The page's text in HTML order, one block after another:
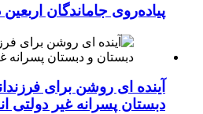
پیاده‌روی جاماندگان
آینده ای روشن برای
دبستان پسرانه غیر دولتی